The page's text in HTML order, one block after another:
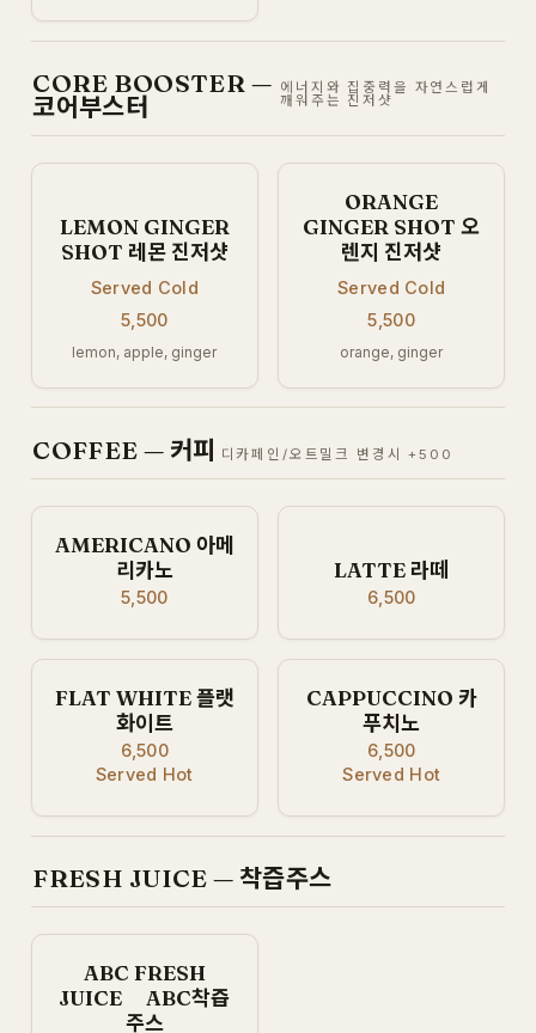
CORE BOOSTER —
코어부스터
에너지와 집중력을 자연스럽게
깨워주는 진저샷
LEMON GINGER
SHOT 레몬 진저샷
Served Cold
5,500
lemon, apple, ginger
ORANGE
GINGER SHOT 오
렌지 진저샷
Served Cold
5,500
orange, ginger
COFFEE — 커피 디카페인/오트밀크 변경시 +500
AMERICANO 아메
리카노
5,500
LATTE 라떼
6,500
FLAT WHITE 플랫
화이트
6,500
Served Hot
CAPPUCCINO 카
푸치노
6,500
Served Hot
FRESH JUICE — 착즙주스
ABC FRESH
JUICE ABC착즙
주스